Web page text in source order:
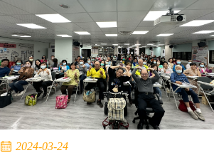
2024-03-24